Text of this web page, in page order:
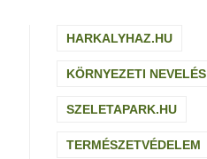
HARKALYHAZ.HU
KÖRNYEZETI NEVELÉS
SZELETAPARK.HU
TERMÉSZETVÉDELEM